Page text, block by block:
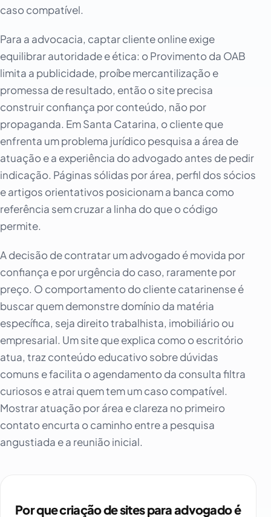
caso compatível.
Para a advocacia, captar cliente online exige
equilibrar autoridade e ética: o Provimento da OAB
limita a publicidade, proíbe mercantilização e
promessa de resultado, então o site precisa
construir confiança por conteúdo, não por
propaganda. Em Santa Catarina, o cliente que
enfrenta um problema jurídico pesquisa a área de
atuação e a experiência do advogado antes de pedir
indicação. Páginas sólidas por área, perfil dos sócios
e artigos orientativos posicionam a banca como
referência sem cruzar a linha do que o código
permite.
A decisão de contratar um advogado é movida por
confiança e por urgência do caso, raramente por
preço. O comportamento do cliente catarinense é
buscar quem demonstre domínio da matéria
específica, seja direito trabalhista, imobiliário ou
empresarial. Um site que explica como o escritório
atua, traz conteúdo educativo sobre dúvidas
comuns e facilita o agendamento da consulta filtra
curiosos e atrai quem tem um caso compatível.
Mostrar atuação por área e clareza no primeiro
contato encurta o caminho entre a pesquisa
angustiada e a reunião inicial.
Por que criação de sites para advogado é